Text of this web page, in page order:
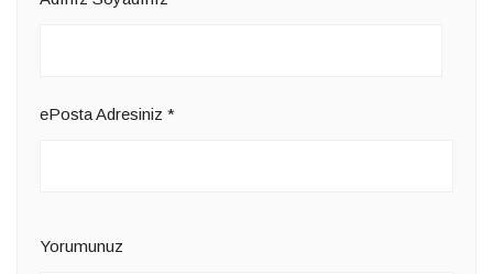
ePosta Adresiniz *
Yorumunuz